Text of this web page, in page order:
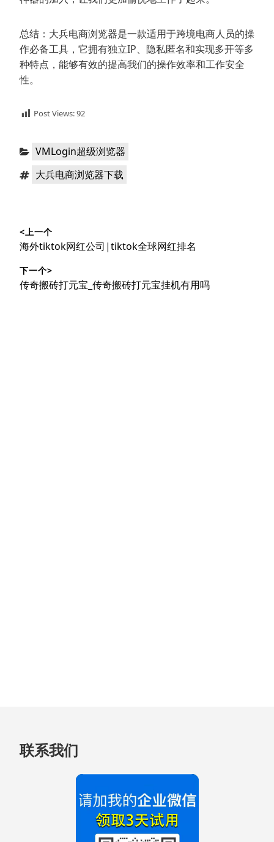
总结：大兵电商浏览器是一款适用于跨境电商人员的操
作必备工具，它拥有独立IP、隐私匿名和实现多开等多
种特点，能够有效的提高我们的操作效率和工作安全
性。
Post Views:92
分 VMLogin超级浏览器
标 大兵电商浏览器下载
章
导
航
<上一个
上
文
章：
海外tiktok网红公司|tiktok全球网红排名
下一个>
下
传奇搬砖打元宝_传奇搬砖打元宝挂机有用吗
至
联系我们